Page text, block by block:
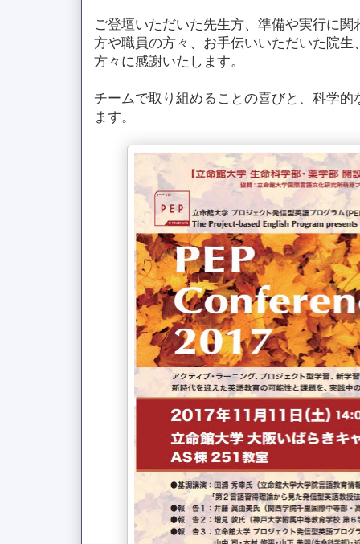
ご登壇いただいた先生方、準備や実行に
方や職員の方々、お手伝いいただいた院生
方々に感謝いたします。
チームで取り組めることの喜びと、科学
ます。